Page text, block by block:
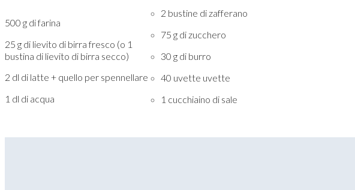
500 g di farina
25 g di lievito di birra fresco (o 1
bustina di lievito di birra secco)
2 dl di latte + quello per spennellare
1 dl di acqua
2 bustine di zafferano
75 g di zucchero
30 g di burro
40 uvette uvette
1 cucchiaino di sale